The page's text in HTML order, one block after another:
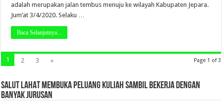
adalah merupakan jalan tembus menuju ke wilayah Kabupaten Jepara.
Jum’at 3/4/2020. Selaku …
Baca Selanjutnya...
Page 1 of 3
1 2 3 »
SALUT LAHAT MEMBUKA PELUANG KULIAH SAMBIL BEKERJA DENGAN
BANYAK JURUSAN